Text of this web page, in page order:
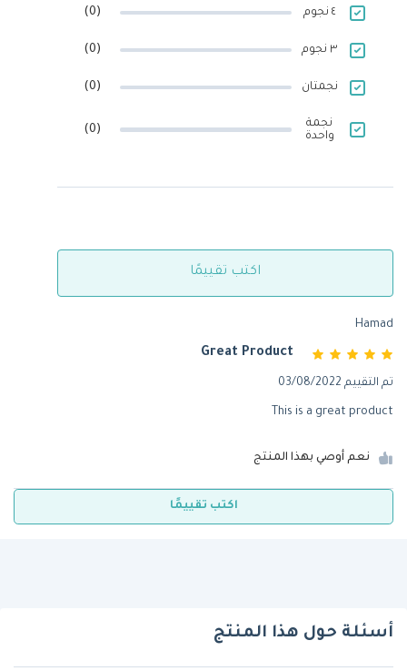
٤ نجوم (0)
٣ نجوم (0)
نجمتان (0)
نجمة
واحدة
(0)
اكتب تقييمًا
Hamad
Great Product
تم التقييم 03/08/2022
This is a great product
نعم أوصي بهذا المنتج
اكتب تقييمًا
أسئلة حول هذا المنتج